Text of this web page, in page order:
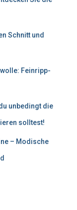
Schnitt und
Feinripp-
unbedingt die
solltest!
– Modische